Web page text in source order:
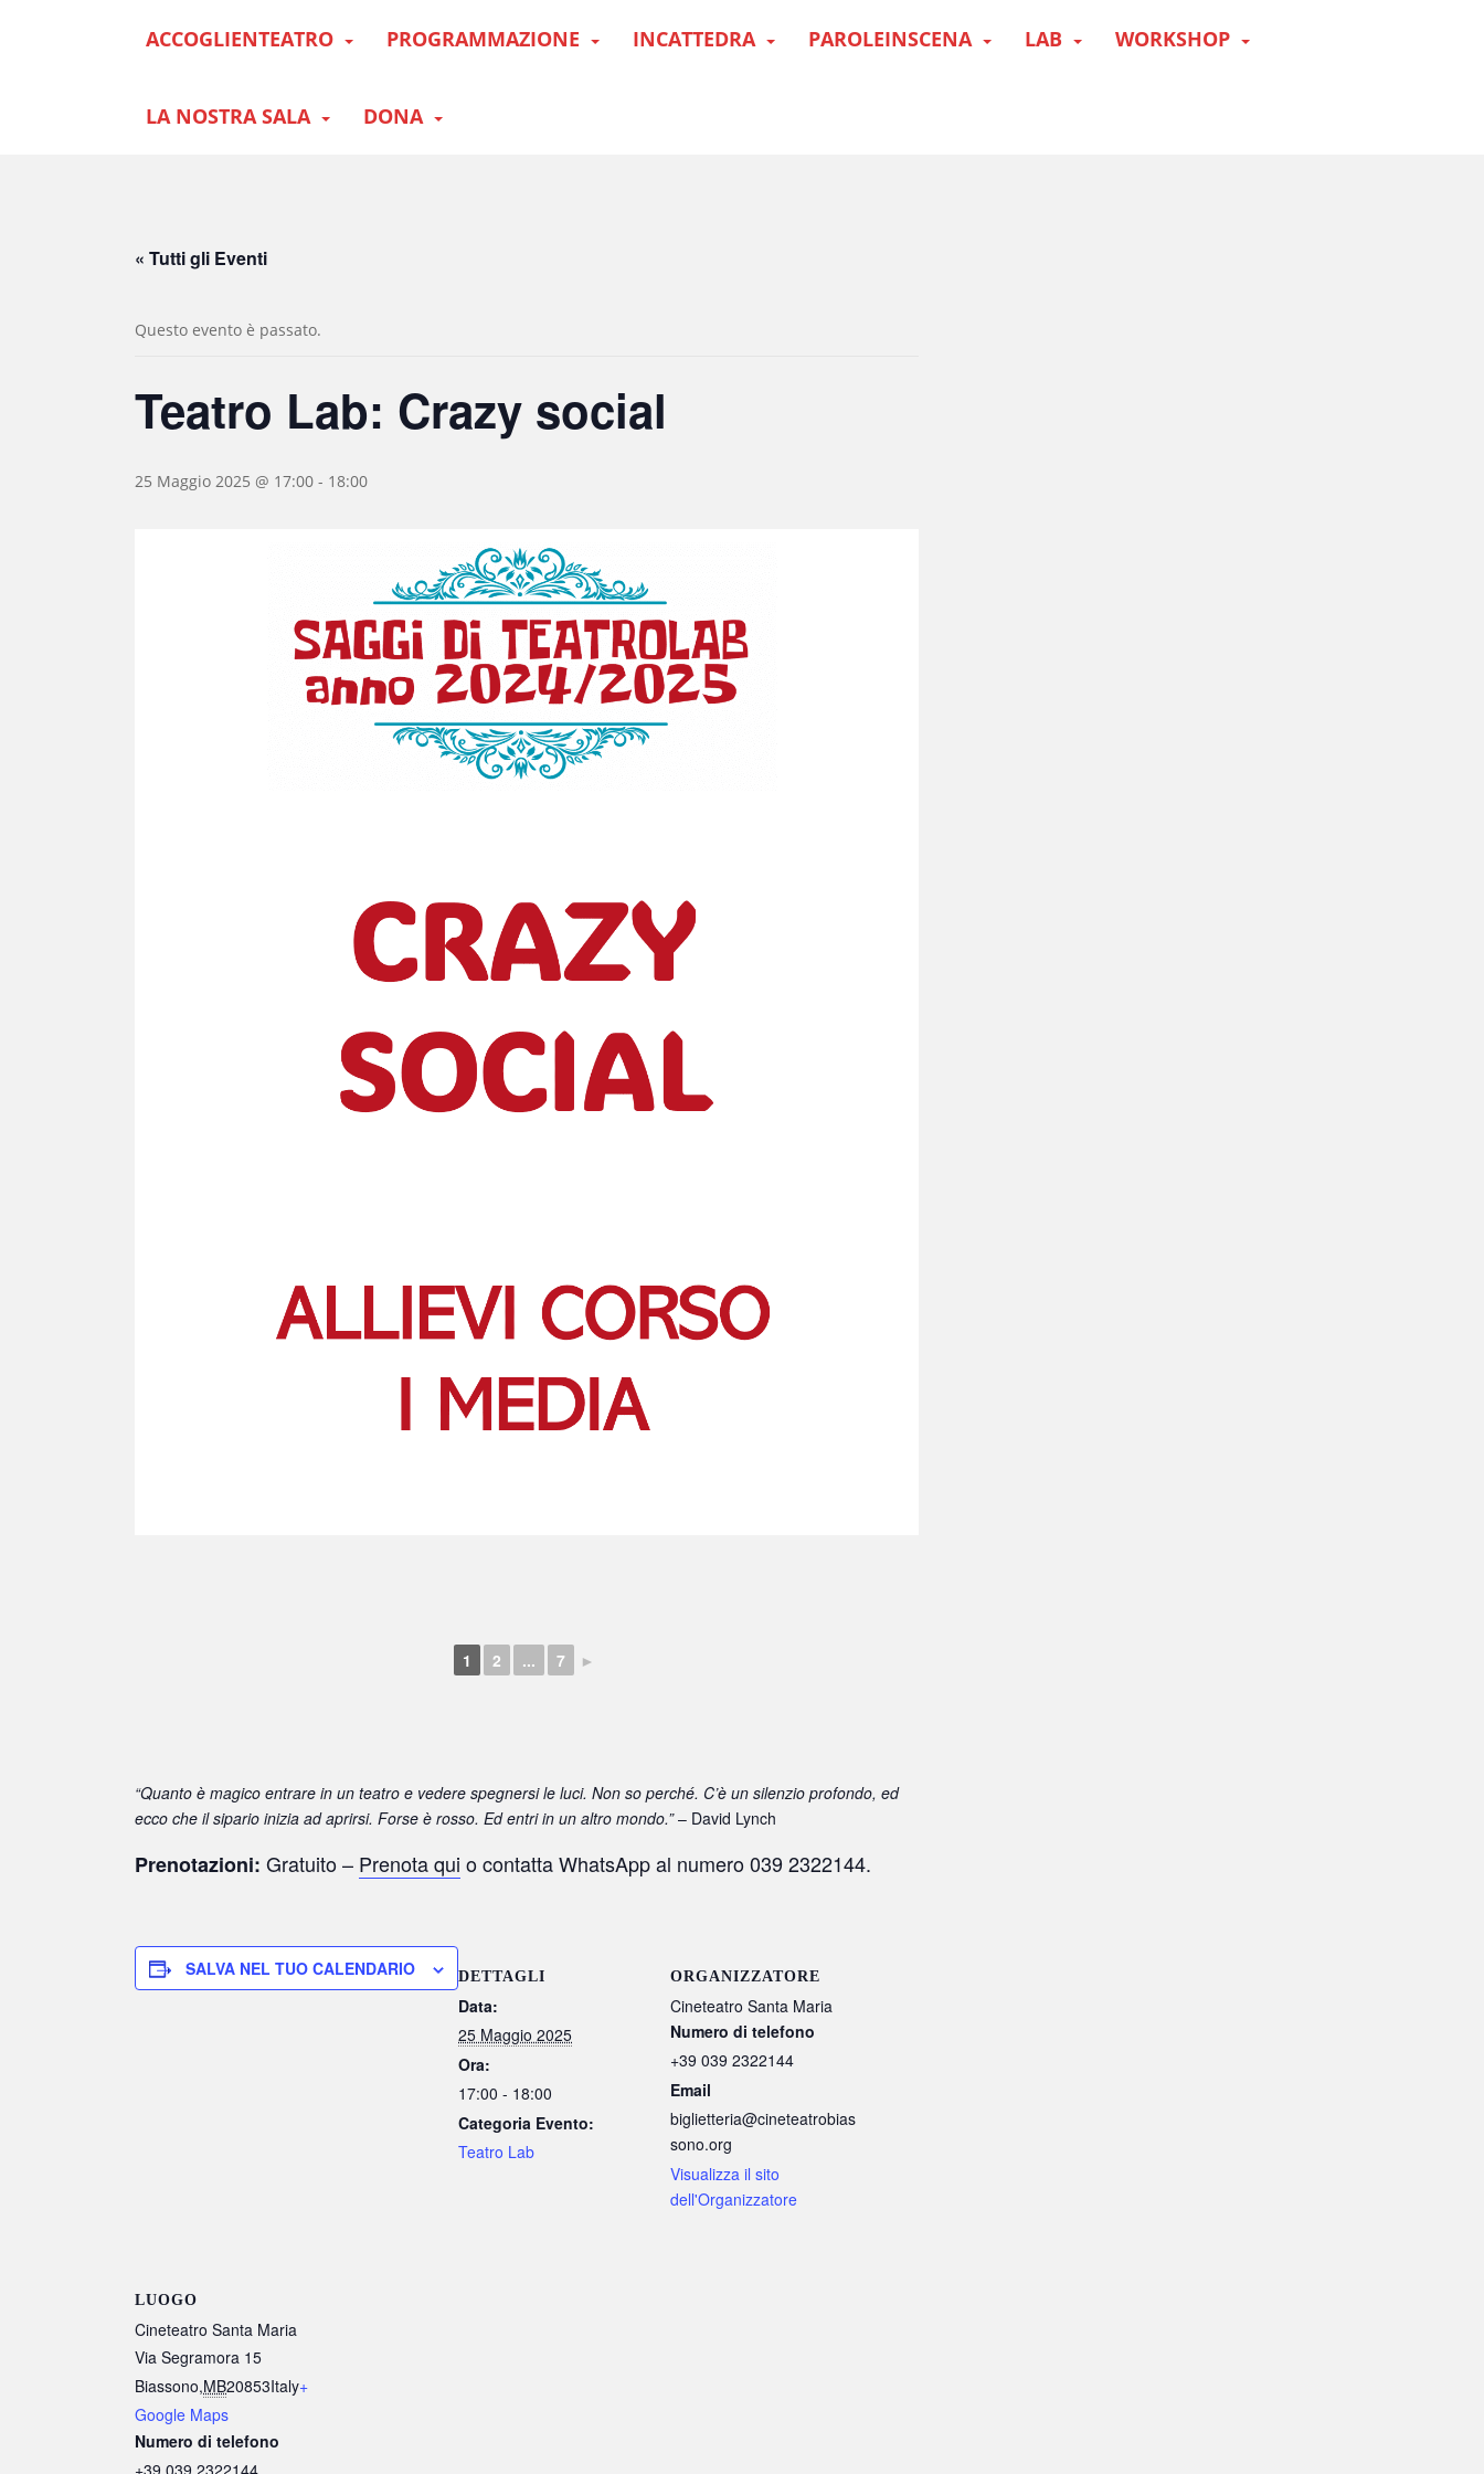
ACCOGLIENTEATRO PROGRAMMAZIONE INCATTEDRA PAROLEINSCENA LAB WORKSHOP
LA NOSTRA SALA DONA
« Tutti gli Eventi
Questo evento è passato.
Teatro Lab: Crazy social
25 Maggio 2025 @ 17:00 - 18:00
1 2 ... 7 ►
“Quanto è magico entrare in un teatro e vedere spegnersi le luci. Non so perché. C’è un silenzio profondo, ed
ecco che il sipario inizia ad aprirsi. Forse è rosso. Ed entri in un altro mondo.”– David Lynch
Prenotazioni: Gratuito – Prenota qui o contatta WhatsApp al numero 039 2322144.
SALVA NEL TUO CALENDARIO DETTAGLI
Data:
25 Maggio 2025
Ora:
17:00 - 18:00
Categoria Evento:
Teatro Lab
ORGANIZZATORE
Cineteatro Santa Maria
Numero di telefono
+39 039 2322144
Email
biglietteria@cineteatrobias
sono.org
Visualizza il sito
dell'Organizzatore
LUOGO
Cineteatro Santa Maria
Via Segramora 15
Biassono,MB20853Italy+
Google Maps
Numero di telefono